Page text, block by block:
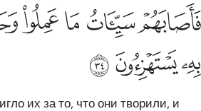
فاصابهم سييات ما عملوا وحاق بهم ما كانوا
فَأَصَابَهُمْ سَيِّـَٔاتُ مَا عَمِلُوا۟ وَحَاقَ بِهِم مَّا كَانُوا۟
ﳋﳌﳍﳎ
ﳓﳔﳕ
их за то, что они творили, и